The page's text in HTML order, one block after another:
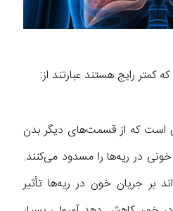
کمتر‌ رایج هستند عبارتند از:
است که از قسمت‌های دیگر بدن
در ریه‌ها را مسدود می‌کنند.
بر جریان خون در ریه‌ها تأثیر